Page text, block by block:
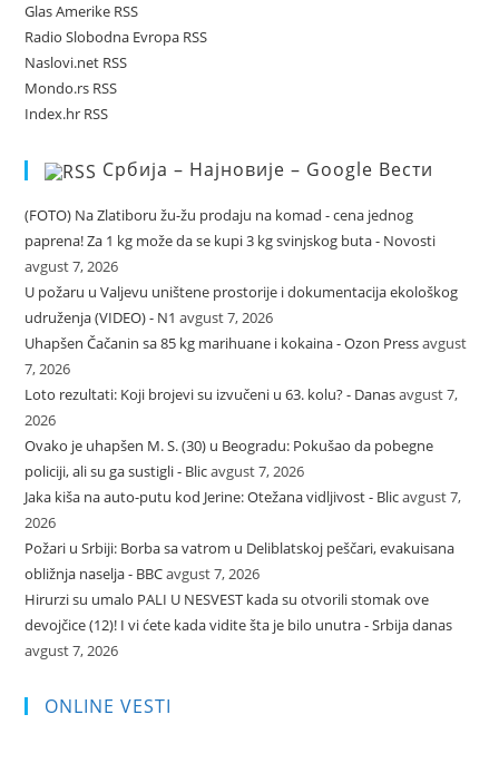
Glas Amerike RSS
Radio Slobodna Evropa RSS
Naslovi.net RSS
Mondo.rs RSS
Index.hr RSS
Србија – Најновије – Google Вести
(FOTO) Na Zlatiboru žu-žu prodaju na komad - cena jednog
paprena! Za 1 kg može da se kupi 3 kg svinjskog buta - Novosti
avgust 7, 2026
U požaru u Valjevu uništene prostorije i dokumentacija ekološkog
udruženja (VIDEO) - N1 avgust 7, 2026
Uhapšen Čačanin sa 85 kg marihuane i kokaina - Ozon Pressavgust
7, 2026
Loto rezultati: Koji brojevi su izvučeni u 63. kolu? - Danasavgust 7,
2026
Ovako je uhapšen M. S. (30) u Beogradu: Pokušao da pobegne
policiji, ali su ga sustigli - Blicavgust 7, 2026
Jaka kiša na auto-putu kod Jerine: Otežana vidljivost - Blicavgust 7,
2026
Požari u Srbiji: Borba sa vatrom u Deliblatskoj peščari, evakuisana
obližnja naselja - BBCavgust 7, 2026
Hirurzi su umalo PALI U NESVEST kada su otvorili stomak ove
devojčice (12)! I vi ćete kada vidite šta je bilo unutra - Srbija danas
avgust 7, 2026
ONLINE VESTI